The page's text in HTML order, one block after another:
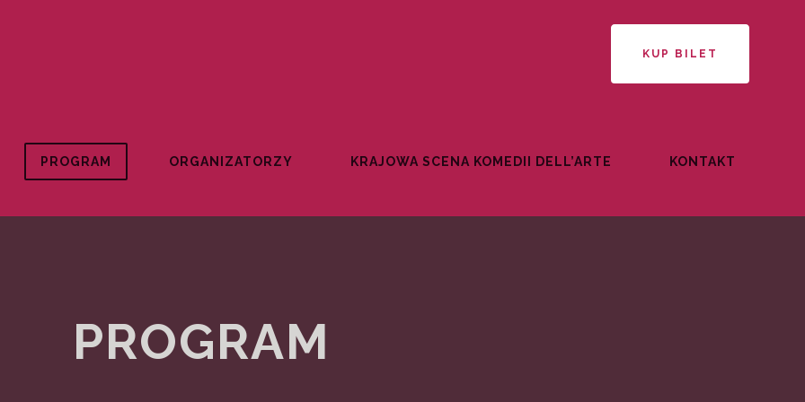
KUP BILET
PROGRAM ORGANIZATORZY KRAJOWA SCENA KOMEDII DELL’ARTE KONTAKT
PROGRAM